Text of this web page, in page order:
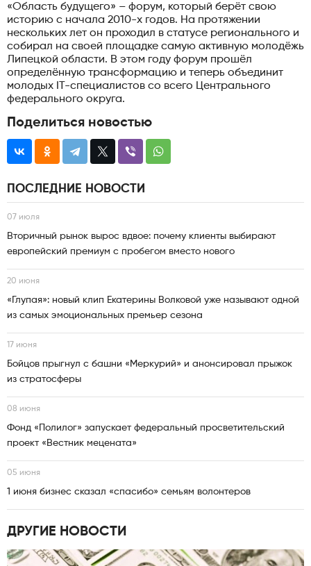
«Область будущего» – форум, который берёт свою
историю с начала 2010-х годов. На протяжении
нескольких лет он проходил в статусе регионального и
собирал на своей площадке самую активную молодёжь
Липецкой области. В этом году форум прошёл
определённую трансформацию и теперь объединит
молодых IT-специалистов со всего Центрального
федерального округа.
Поделиться новостью
ПОСЛЕДНИЕ НОВОСТИ
07 июля
Вторичный рынок вырос вдвое: почему клиенты выбирают
европейский премиум с пробегом вместо нового
20 июня
«Глупая»: новый клип Екатерины Волковой уже называют одной
из самых эмоциональных премьер сезона
17 июня
Бойцов прыгнул с башни «Меркурий» и анонсировал прыжок
из стратосферы
08 июня
Фонд «Полилог» запускает федеральный просветительский
проект «Вестник мецената»
05 июня
1 июня бизнес сказал «спасибо» семьям волонтеров
ДРУГИЕ НОВОСТИ